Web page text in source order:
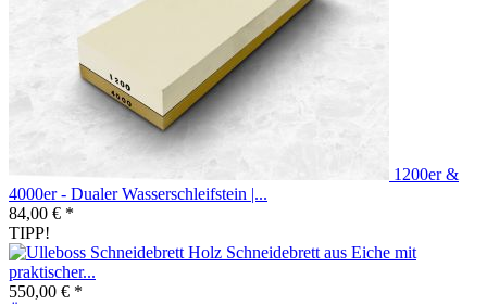
1200er &
4000er - Dualer Wasserschleifstein |...
84,00 € *
TIPP!
Holz Schneidebrett aus Eiche mit
praktischer...
550,00 € *